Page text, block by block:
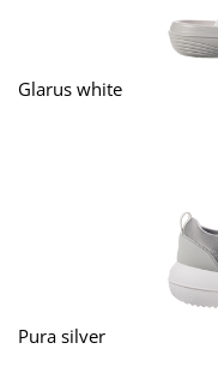
Glarus white
Pura silver